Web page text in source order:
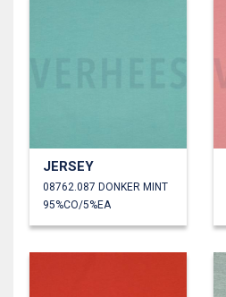
JERSEY
08762.087 DONKER MINT
95%CO/5%EA